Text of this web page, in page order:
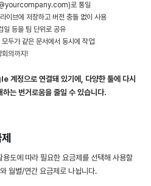
로 통일
이브에 저장하고 버전 충돌 없이 사용
일 등을 팀 단위로 공유
두가 같은 문서에서 동시에 작업
회의까지!
계정으로 연결돼 있기에, 다양한 툴에 다시
는 번거로움을 줄일 수 있습니다.
도에 따라 필요한 요금제를 선택해 사용할
월별/연간 요금제로 나뉩니다.